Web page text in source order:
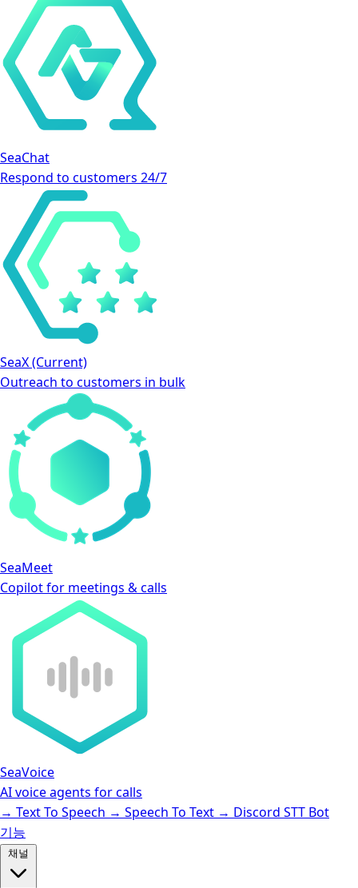
SeaChat
Respond to customers 24/7
SeaX(Current)
Outreach to customers in bulk
SeaMeet
Copilot for meetings & calls
SeaVoice
AI voice agents for calls
→ Text To Speech → Speech To Text → Discord STT Bot
기능
채널